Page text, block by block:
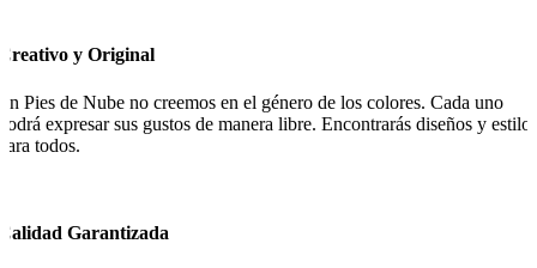
y Original
Pies de Nube no creemos en el género de los colores. Cada uno
expresar sus gustos de manera libre. Encontrarás diseños y estilos
todos.
Garantizada